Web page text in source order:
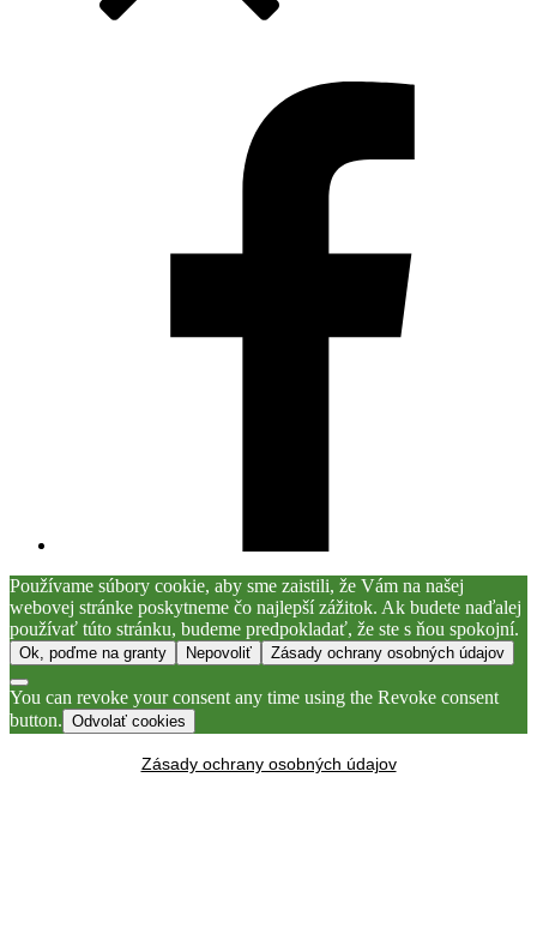
Používame súbory cookie, aby sme zaistili, že Vám na našej
webovej stránke poskytneme čo najlepší zážitok. Ak budete naďalej
používať túto stránku, budeme predpokladať, že ste s ňou spokojní.
Ok, poďme na granty Nepovoliť Zásady ochrany osobných údajov
You can revoke your consent any time using the Revoke consent
button. Odvolať cookies
Zásady ochrany osobných údajov